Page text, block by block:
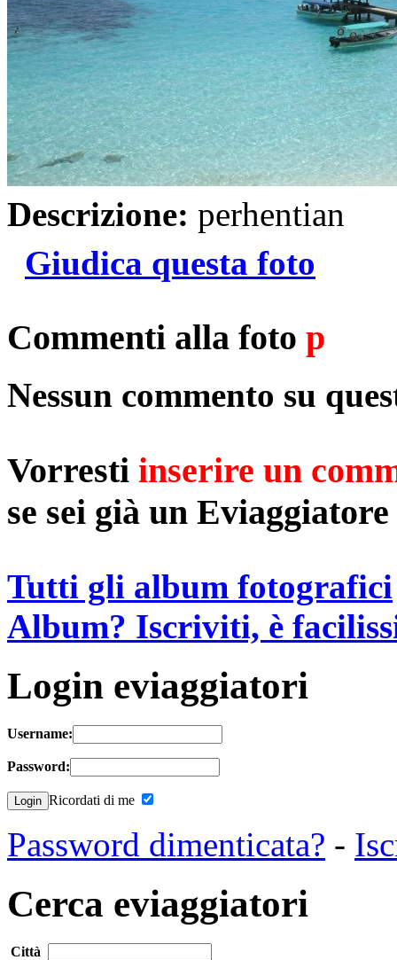
Descrizione: perhentian
Giudica questa foto
Commenti alla foto p
Nessun commento su
Vorresti inserire un
se sei già un Eviaggiatore
Tutti gli album fotografici
Album? Iscriviti, è
Login eviaggiatori
Username:
Password:
Ricordati di me
Password dimenticata? -
Cerca eviaggiatori
Città